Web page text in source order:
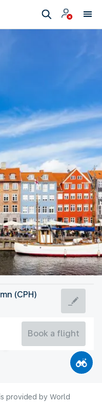
(CPH)
Book a flight
provided by World